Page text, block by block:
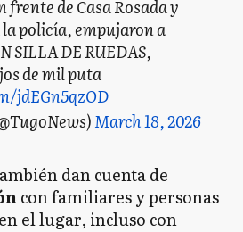
de Casa Rosada y
policía, empujaron a
SILLA DE RUEDAS,
de mil puta
jdEGn5qzOD
March 18, 2026
dan cuenta de
con familiares y personas
el lugar, incluso con